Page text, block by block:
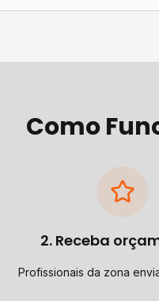
Como
2. Receba
Profissionais da zona